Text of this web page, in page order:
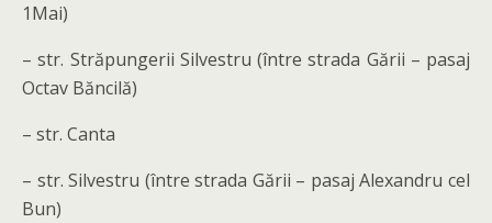
1Mai)
– str. Străpungerii Silvestru (între strada Gării – pasaj
Octav Băncilă)
– str. Canta
– str. Silvestru (între strada Gării – pasaj Alexandru cel
Bun)